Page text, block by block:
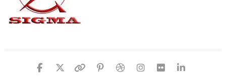
facebook
twittergoogle
pinterest
dribbble
instagram
flickr